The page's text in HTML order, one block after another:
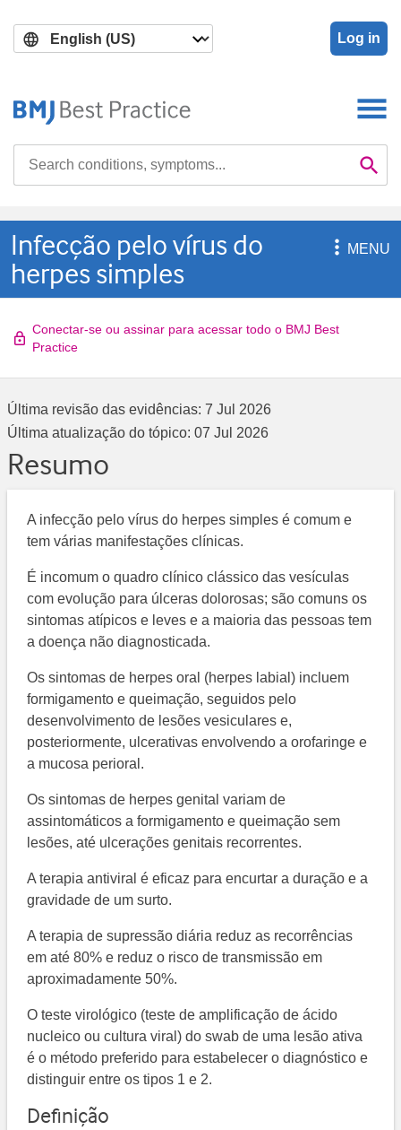
main
search
Log in

Infecção pelo vírus do
herpes simples
MENU
Conectar-se ou assinar para acessar todo o BMJ Best
Practice
Última revisão das evidências: 7 Jul 2026
Última atualização do tópico: 07 Jul 2026
Resumo
A infecção pelo vírus do herpes simples é comum e
tem várias manifestações clínicas.
É incomum o quadro clínico clássico das vesículas
com evolução para úlceras dolorosas; são comuns os
sintomas atípicos e leves e a maioria das pessoas tem
a doença não diagnosticada.
Os sintomas de herpes oral (herpes labial) incluem
formigamento e queimação, seguidos pelo
desenvolvimento de lesões vesiculares e,
posteriormente, ulcerativas envolvendo a orofaringe e
a mucosa perioral.
Os sintomas de herpes genital variam de
assintomáticos a formigamento e queimação sem
lesões, até ulcerações genitais recorrentes.
A terapia antiviral é eficaz para encurtar a duração e a
gravidade de um surto.
A terapia de supressão diária reduz as recorrências
em até 80% e reduz o risco de transmissão em
aproximadamente 50%.
O teste virológico (teste de amplificação de ácido
nucleico ou cultura viral) do swab de uma lesão ativa
é o método preferido para estabelecer o diagnóstico e
distinguir entre os tipos 1 e 2.
Definição